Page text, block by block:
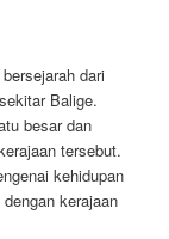
dari
Balige.
besar dan
tersebut.
kehidupan
kerajaan